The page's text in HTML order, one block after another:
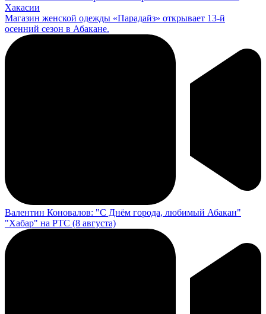
Хакасии
Магазин женской одежды «Парадайз» открывает 13-й
осенний сезон в Абакане.
Валентин Коновалов: "С Днём города, любимый Абакан"
"Хабар" на РТС (8 августа)